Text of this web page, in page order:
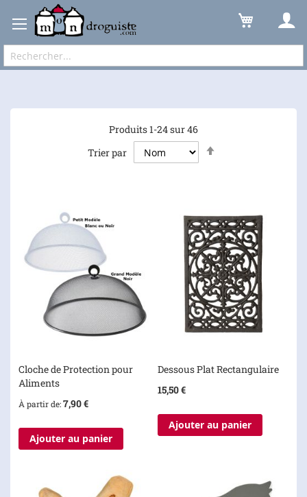
Expédition sous 48 à 72h et frais de port à partir de 6,90 € !
A Table
Produits1-24sur46
Trier par
Cloche de Protection pour
Aliments
À partir de 7,90 €
Ajouter au panier
Dessous Plat Rectangulaire
15,50 €
Ajouter au panier